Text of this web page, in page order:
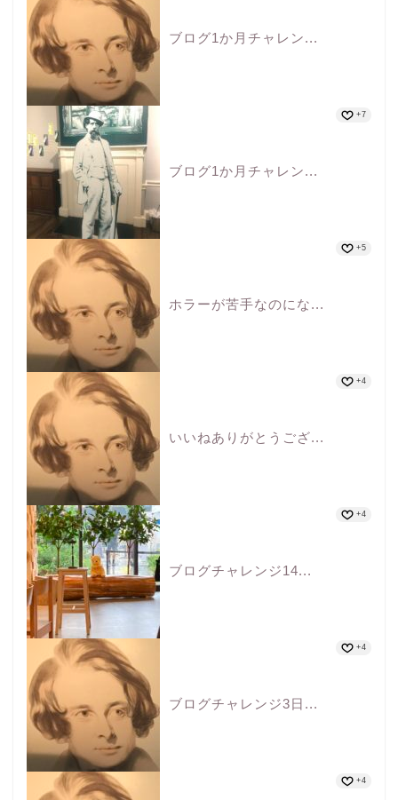
ブログ1か月チャレン...
ブログ1か月チャレン...
+7
ホラーが苦手なのにな...
+5
いいねありがとうござ...
+4
ブログチャレンジ14...
+4
ブログチャレンジ3日...
+4
+4